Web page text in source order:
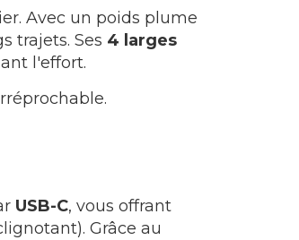
Avec un poids plume
trajets. Ses 4 larges
l'effort.
USB-C, vous offrant
Grâce au